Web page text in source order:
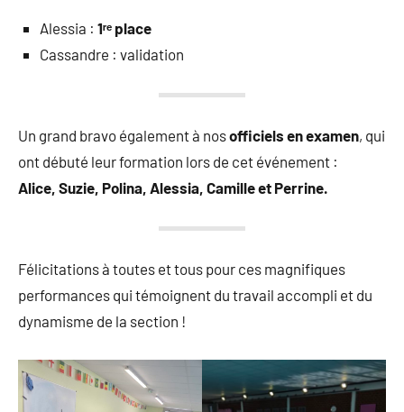
Alessia : 1ʳᵉ place
Cassandre : validation
Un grand bravo également à nosofficiels en examen, qui
ont débuté leur formation lors de cet événement :
Alice, Suzie, Polina, Alessia, Camille et Perrine.
Félicitations à toutes et tous pour ces magnifiques
performances qui témoignent du travail accompli et du
dynamisme de la section !